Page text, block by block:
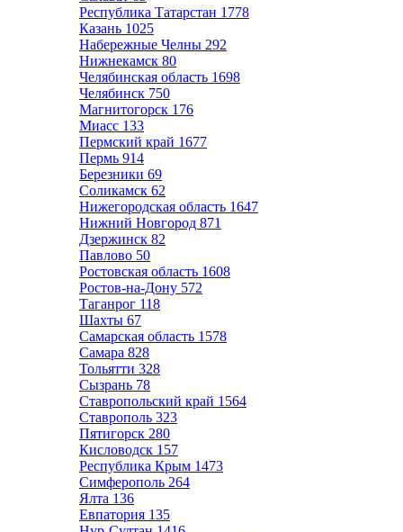
Республика Татарстан 1778
Казань 1025
Набережные Челны 292
Нижнекамск 80
Челябинская область 1698
Челябинск 750
Магнитогорск 176
Миасс 133
Пермский край 1677
Пермь 914
Березники 69
Соликамск 62
Нижегородская область 1647
Нижний Новгород 871
Дзержинск 82
Павлово 50
Ростовская область 1608
Ростов-на-Дону 572
Таганрог 118
Шахты 67
Самарская область 1578
Самара 828
Тольятти 328
Сызрань 78
Ставропольский край 1564
Ставрополь 323
Пятигорск 280
Кисловодск 157
Республика Крым 1473
Симферополь 264
Ялта 136
Евпатория 135